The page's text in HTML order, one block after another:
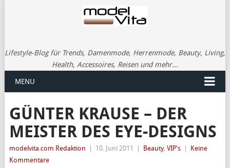
Lifestyle-Blog für Trends, Damenmode, Herrenmode, Beauty, Living,
Health, Accessoires, Reisen und mehr...
MENU
GÜNTER KRAUSE – DER
MEISTER DES EYE-DESIGNS
modelvita.com Redaktion 10. Juni 2011 Beauty, VIP's
Keine
Kommentare